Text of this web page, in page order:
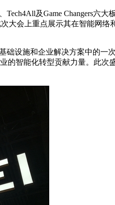
Tech4All及Game Changers六
大会上重点展示其在智能网络
础设施和企业解决方案中的一
智能化转型贡献力量。此次